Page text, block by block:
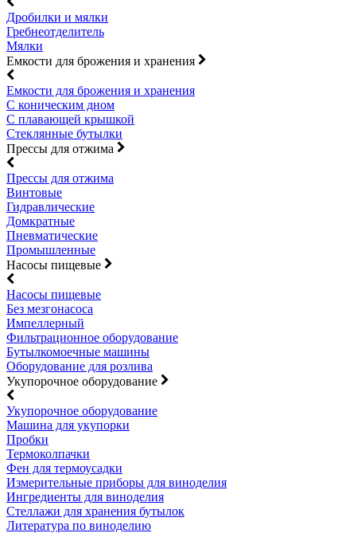
Дробилки и мялки
Гребнеотделитель
Мялки
Емкости для брожения и хранения
Емкости для брожения и хранения
С коническим дном
С плавающей крышкой
Стеклянные бутылки
Прессы для отжима
Прессы для отжима
Винтовые
Гидравлические
Домкратные
Пневматические
Промышленные
Насосы пищевые
Насосы пищевые
Без мезгонасоса
Импеллерный
Фильтрационное оборудование
Бутылкомоечные машины
Оборудование для розлива
Укупорочное оборудование
Укупорочное оборудование
Машина для укупорки
Пробки
Термоколпачки
Фен для термоусадки
Измерительные приборы для виноделия
Ингредиенты для виноделия
Стеллажи для хранения бутылок
Литература по виноделию